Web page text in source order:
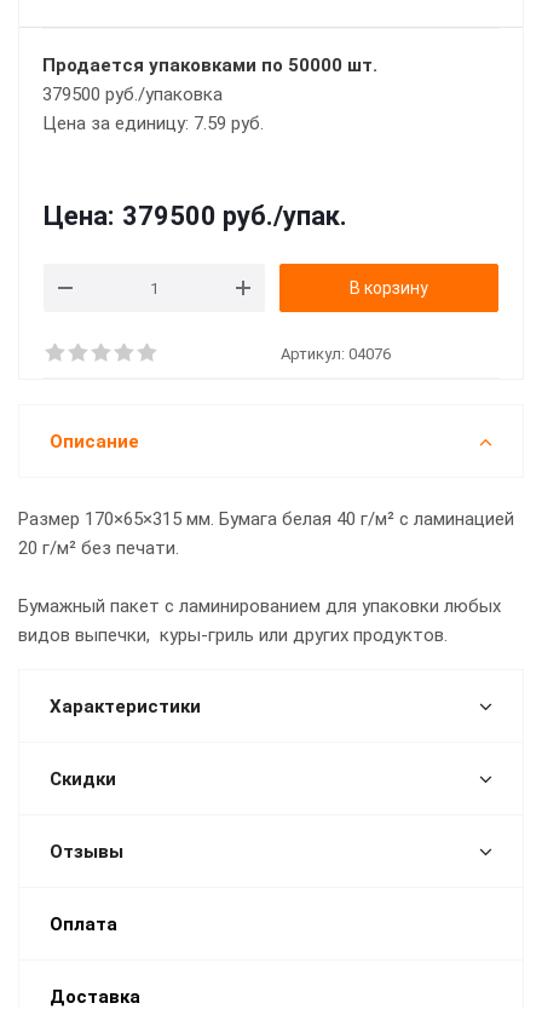
Продается упаковками по 50000 шт.
379500 руб./упаковка
Цена за единицу: 7.59 руб.
Цена: 379500 руб./упак.
В корзину
Артикул: 04076
Описание
Размер 170×65×315 мм. Бумага белая 40 г/м² с ламинацией
20 г/м² без печати.
Бумажный пакет с ламинированием для упаковки любых
видов выпечки, куры-гриль или других продуктов.
Характеристики
Скидки
Отзывы
Оплата
Доставка